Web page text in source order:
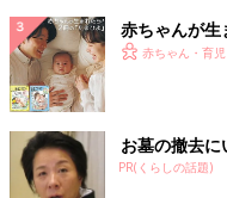
赤ちゃんが生
赤ちゃん・育児
お墓の撤去
PR(くらしの話題)